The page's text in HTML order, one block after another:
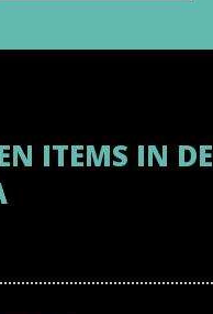
ITEMS IN DE